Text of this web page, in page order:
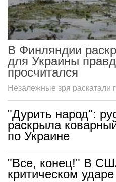
В Финляндии
для Украины
просчитался
Незалежные зря раскатали
"Дурить народ":
раскрыла
по Украине
"Все, конец!" В
критическом